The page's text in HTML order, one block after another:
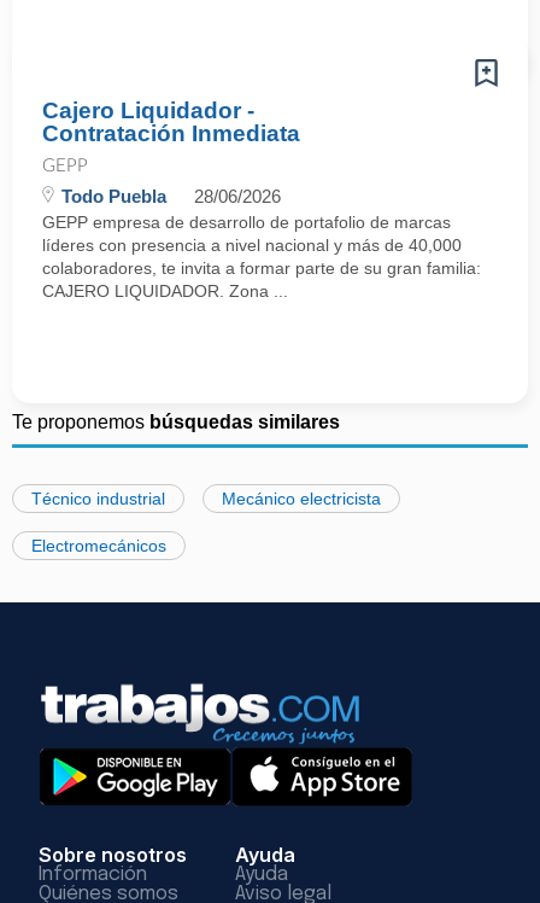
Cajero Liquidador -
Contratación Inmediata
GEPP
Todo Puebla 28/06/2026
GEPP empresa de desarrollo de portafolio de marcas
líderes con presencia a nivel nacional y más de 40,000
colaboradores, te invita a formar parte de su gran familia:
CAJERO LIQUIDADOR. Zona ...
Te proponemos búsquedas similares
Técnico industrial Mecánico electricista
Electromecánicos
Sobre nosotros
Información
Quiénes somos
Ayuda
Ayuda
Aviso legal